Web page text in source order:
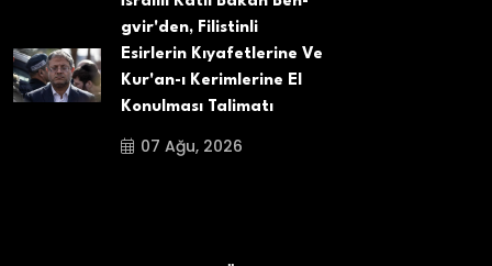
gvir'den, Filistinli
Esirlerin Kıyafetlerine Ve
Kur'an-ı Kerimlerine El
Konulması Talimatı
07 Ağu, 2026